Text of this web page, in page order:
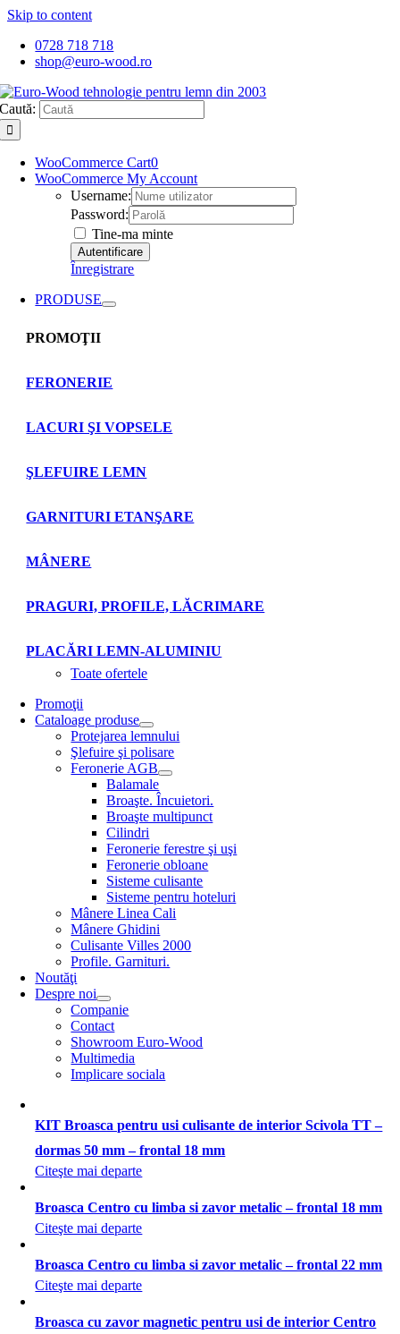
Skip to content
0728 718 718
shop@euro-wood.ro
Caută:
WooCommerce Cart0
WooCommerce My Account
Username:
Password:
Tine-ma minte
Înregistrare
PRODUSE
PROMOŢII
FERONERIE
LACURI ŞI VOPSELE
ŞLEFUIRE LEMN
GARNITURI ETANŞARE
MÂNERE
PRAGURI, PROFILE, LĂCRIMARE
PLACĂRI LEMN-ALUMINIU
Toate ofertele
Promoţii
Cataloage produse
Protejarea lemnului
Şlefuire şi polisare
Feronerie AGB
Balamale
Broaşte. Încuietori.
Broaşte multipunct
Cilindri
Feronerie ferestre şi uşi
Feronerie obloane
Sisteme culisante
Sisteme pentru hoteluri
Mânere Linea Cali
Mânere Ghidini
Culisante Villes 2000
Profile. Garnituri.
Noutăţi
Despre noi
Companie
Contact
Showroom Euro-Wood
Multimedia
Implicare sociala
KIT Broasca pentru usi culisante de interior Scivola TT –
dormas 50 mm – frontal 18 mm
Citeşte mai departe
Broasca Centro cu limba si zavor metalic – frontal 18 mm
Citeşte mai departe
Broasca Centro cu limba si zavor metalic – frontal 22 mm
Citeşte mai departe
Broasca cu zavor magnetic pentru usi de interior Centro